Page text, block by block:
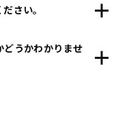
さい。
どうかわかりませ